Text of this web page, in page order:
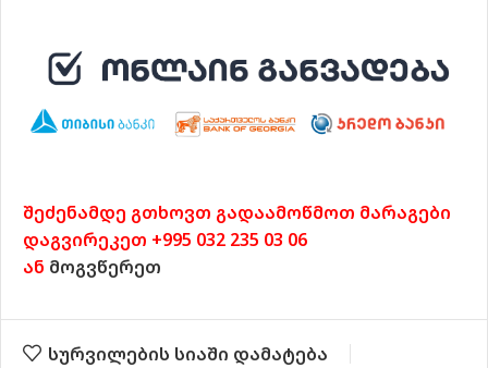
შეძენამდე გთხოვთ გადაამოწმოთ მარაგები
დაგვირეკეთ +995 032 235 03 06
ან მოგვწერეთ
სურვილების სიაში დამატება